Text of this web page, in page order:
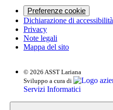
Preferenze cookie
Dichiarazione di accessibilità
Privacy
Note legali
Mappa del sito
© 2026 ASST Lariana
Sviluppo a cura di
Servizi Informatici